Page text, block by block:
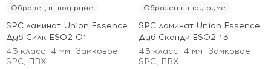
Образец в шоу-руме
SPC ламинат Union Essence
Дуб Силк ES02-01
43 класс
4 мм
Замковое
SPC, ПВХ
Образец в шоу-руме
SPC ламинат Union Essence
Дуб Сканди ES02-13
43 класс
4 мм
Замковое
SPC, ПВХ